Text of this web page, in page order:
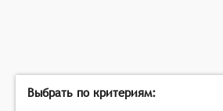
Обновление данных:
поддержания
Выбрать по критериям: